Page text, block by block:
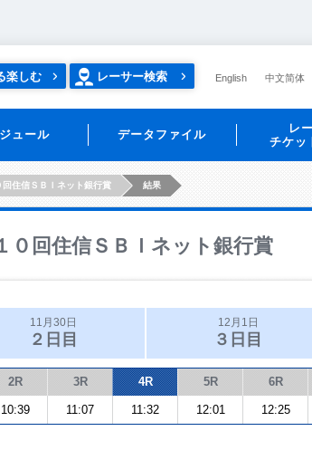
楽しむ レーサー検索 English 中文简体
ュール データファイル
レ
チケッ
回住信ＳＢＩネット銀行賞 結果
０回住信ＳＢＩネット銀行賞
11月30日
２日目
12月1日
３日目
2R 3R 4R 5R 6R
10:39 11:07 11:32 12:01 12:25